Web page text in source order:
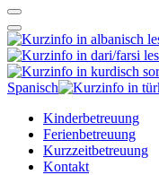
Spanisch
Kinderbetreuung
Ferienbetreuung
Kurzzeitbetreuung
Kontakt